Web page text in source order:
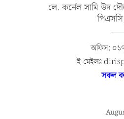
লে. কর্নেল সামি উদ
অফিস:
ই-মেইলঃ
সকল